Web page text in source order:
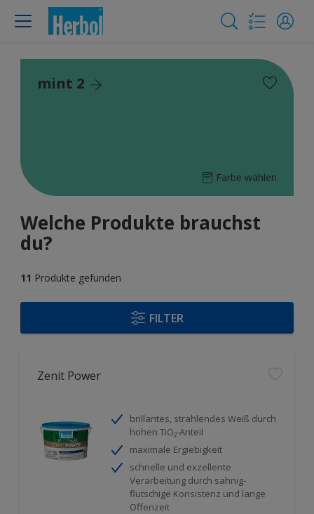
mint 2
Farbe wählen
Welche Produkte brauchst
du?
11 Produkte gefunden
FILTER
Zenit Power
brillantes, strahlendes Weiß durch
hohen TiO₂-Anteil
maximale Ergiebigkeit
schnelle und exzellente
Verarbeitung durch sahnig-
flutschige Konsistenz und lange
Offenzeit